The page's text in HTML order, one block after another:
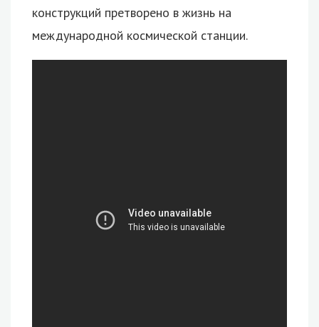
конструкций претворено в жизнь на
международной космической станции.